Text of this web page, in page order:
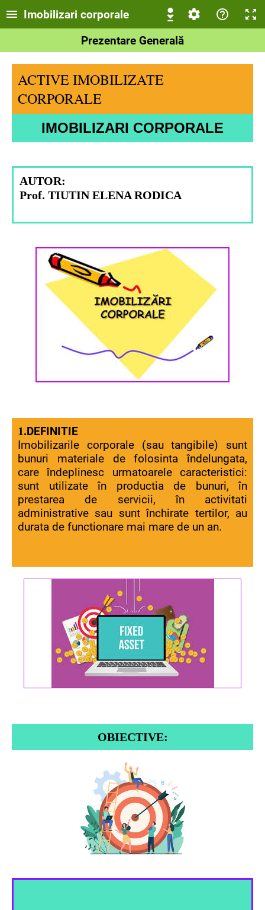
Imobilizari corporale
Prezentare Generală
ACTIVE IMOBILIZATE
CORPORALE
IMOBILIZARI CORPORALE
AUTOR:
Prof. TIUTIN ELENA RODICA
1.DEFINITIE
Imobilizarile corporale (sau tangibile) sunt
bunuri materiale de folosinta îndelungata,
care îndeplinesc urmatoarele caracteristici:
sunt utilizate în productia de bunuri, în
prestarea de servicii, în activitati
administrative sau sunt închirate tertilor, au
durata de functionare mai mare de un an.
OBIECTIVE: